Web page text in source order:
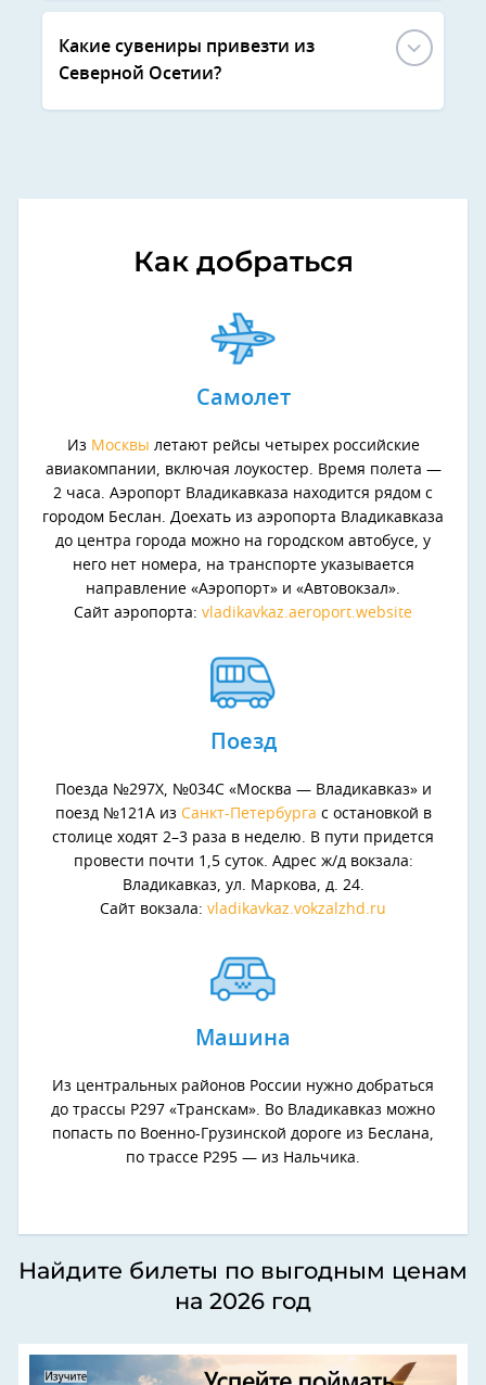
Какие сувениры привезти из
Северной Осетии?
Как добраться
Самолет
Из Москвы летают рейсы четырех российские
авиакомпании, включая лоукостер. Время полета —
2 часа. Аэропорт Владикавказа находится рядом с
городом Беслан. Доехать из аэропорта Владикавказа
до центра города можно на городском автобусе, у
него нет номера, на транспорте указывается
направление «Аэропорт» и «Автовокзал».
Сайт аэропорта: vladikavkaz.aeroport.website
Поезд
Поезда №297Х, №034С «Москва — Владикавказ» и
поезд №121А из Санкт-Петербурга с остановкой в
столице ходят 2–3 раза в неделю. В пути придется
провести почти 1,5 суток. Адрес ж/д вокзала:
Владикавказ, ул. Маркова, д. 24.
Сайт вокзала: vladikavkaz.vokzalzhd.ru
Машина
Из центральных районов России нужно добраться
до трассы Р297 «Транскам». Во Владикавказ можно
попасть по Военно-Грузинской дороге из Беслана,
по трассе Р295 — из Нальчика.
Найдите билеты по выгодным ценам
на 2026 год